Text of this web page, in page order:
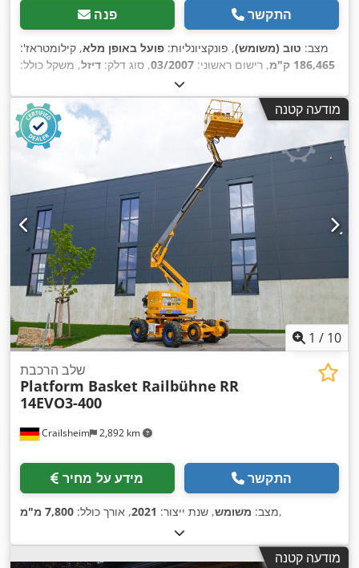
פנה התקשר
מצב: טוב (משומש), פונקציונליות: פועל באופן מלא, קילומטראז':
186,465 ק"מ
, רישום ראשוני: 03/2007, סוג דלק: דיזל, משקל כולל:
, מצב הצמיגים:
צבע:כתום, שנת ייצור:2007, שעות עבודה: 23,373 h , ציוד:מנוף,
רישום משאית, מודעה קטנה
1 / 10
Crailsheim 2,892 km
שלב הרכבת
Platform Basket Railbühne RR
14EVO3-400
מידע על מחיר התקשר
מצב: משומש, שנת ייצור: 2021, אורך כולל: 7,800 מ"מ ,
מודעה קטנה